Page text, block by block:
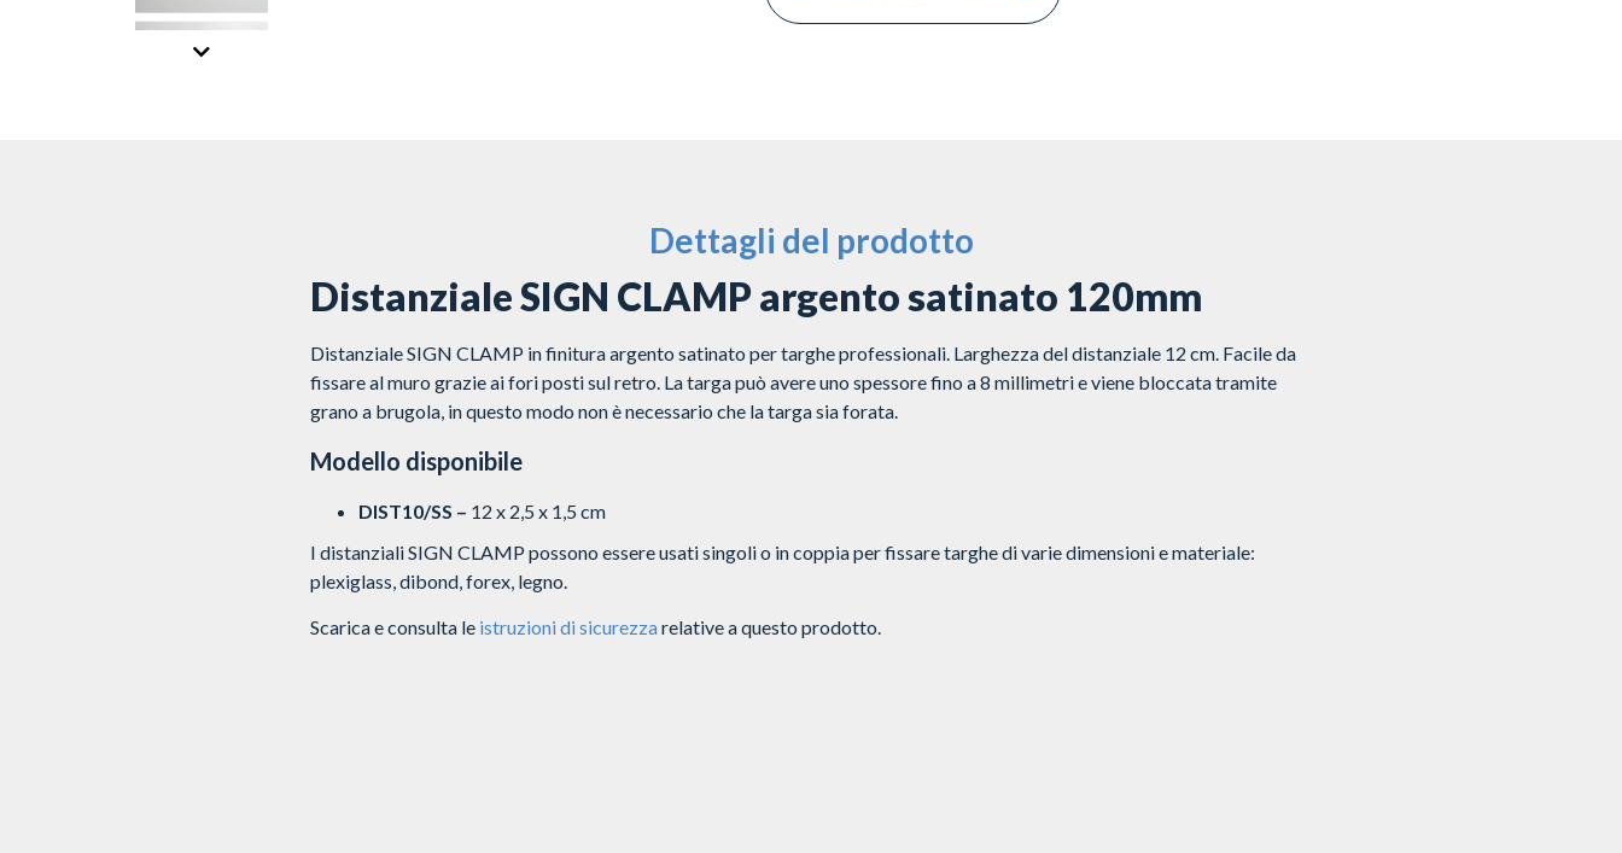
Dettagli del prodotto
Distanziale SIGN CLAMP argento satinato 120mm
Distanziale SIGN CLAMP in finitura argento satinato per targhe professionali. Larghezza del distanziale 12 cm. Facile da
fissare al muro grazie ai fori posti sul retro. La targa può avere uno spessore fino a 8 millimetri e viene bloccata tramite
grano a brugola, in questo modo non è necessario che la targa sia forata.
Modello disponibile
DIST10/SS – 12 x 2,5 x 1,5 cm
I distanziali SIGN CLAMP possono essere usati singoli o in coppia per fissare targhe di varie dimensioni e materiale:
plexiglass, dibond, forex, legno.
Scarica e consulta le istruzioni di sicurezzarelative a questo prodotto.